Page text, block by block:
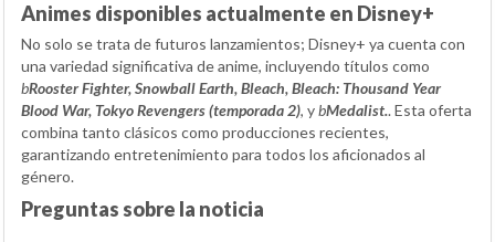
Animes disponibles actualmente en Disney+
No solo se trata de futuros lanzamientos; Disney+ ya cuenta con
una variedad significativa de anime, incluyendo títulos como
bRooster Fighter, Snowball Earth, Bleach, Bleach: Thousand Year
Blood War, Tokyo Revengers (temporada 2), ybMedalist.. Esta oferta
combina tanto clásicos como producciones recientes,
garantizando entretenimiento para todos los aficionados al
género.
Preguntas sobre la noticia